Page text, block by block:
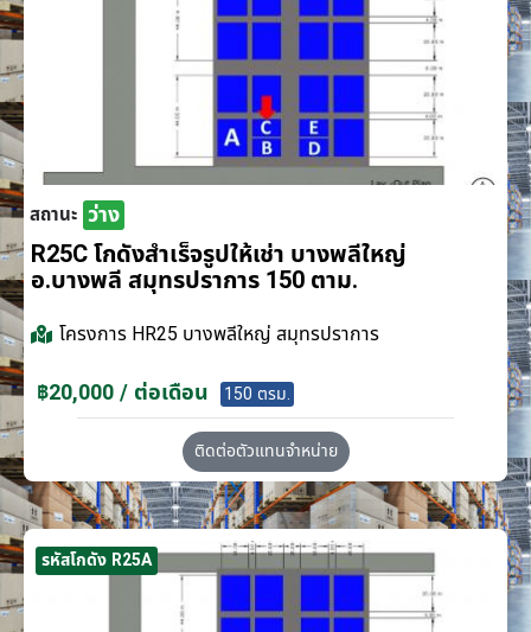
สถานะ ว่าง
R25C โกดังสำเร็จรูปให้เช่า บางพลีใหญ่
อ.บางพลี สมุทรปราการ 150 ตาม.
โครงการ HR25 บางพลีใหญ่ สมุทรปราการ
฿20,000 / ต่อเดือน 150 ตรม.
ติดต่อตัวแทนจำหน่าย
รหัสโกดัง R25A